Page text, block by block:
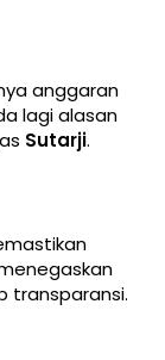
anggaran
lagi alasan
Sutarji.
transparansi.